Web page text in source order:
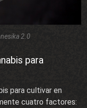
2.0
para
para cultivar en
cuatro factores: